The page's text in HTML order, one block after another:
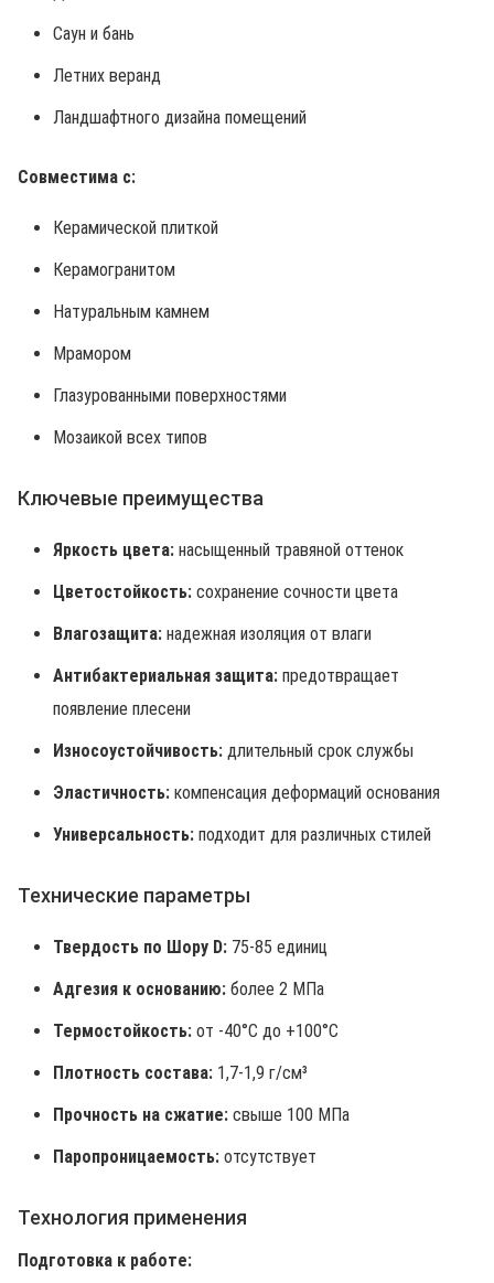
Саун и бань
Летних веранд
Ландшафтного дизайна помещений
Совместима с:
Керамической плиткой
Керамогранитом
Натуральным камнем
Мрамором
Глазурованными поверхностями
Мозаикой всех типов
Ключевые преимущества
Яркость цвета: насыщенный травяной оттенок
Цветостойкость: сохранение сочности цвета
Влагозащита: надежная изоляция от влаги
Антибактериальная защита: предотвращает
появление плесени
Износоустойчивость: длительный срок службы
Эластичность: компенсация деформаций основания
Универсальность: подходит для различных стилей
Технические параметры
Твердость по Шору D: 75-85 единиц
Адгезия к основанию: более 2 МПа
Термостойкость: от -40°C до +100°C
Плотность состава: 1,7-1,9 г/см³
Прочность на сжатие: свыше 100 МПа
Паропроницаемость: отсутствует
Технология применения
Подготовка к работе: